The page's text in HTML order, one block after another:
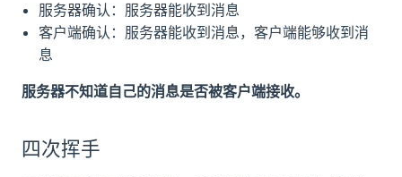
服务器确认：服务器能收到消息
客户端确认：服务器能收到消息，客户端能够收到消
息
服务器不知道自己的消息是否被客户端接收。
四次挥手